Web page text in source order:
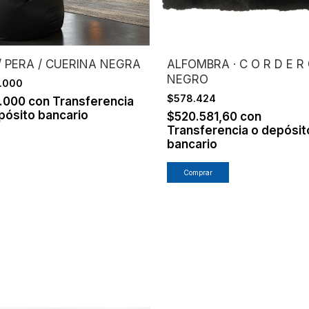
PERA / CUERINA NEGRA
con Transferencia
bancario
ALFOMBRA · C O R D E R
NEGRO
$578.424
$520.581,60 con
Transferencia o
bancario
Comprar